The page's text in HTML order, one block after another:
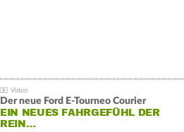
Der neue Ford E-Tourneo Courier
EIN NEUES FAHRGEFÜHL DER
REIN…